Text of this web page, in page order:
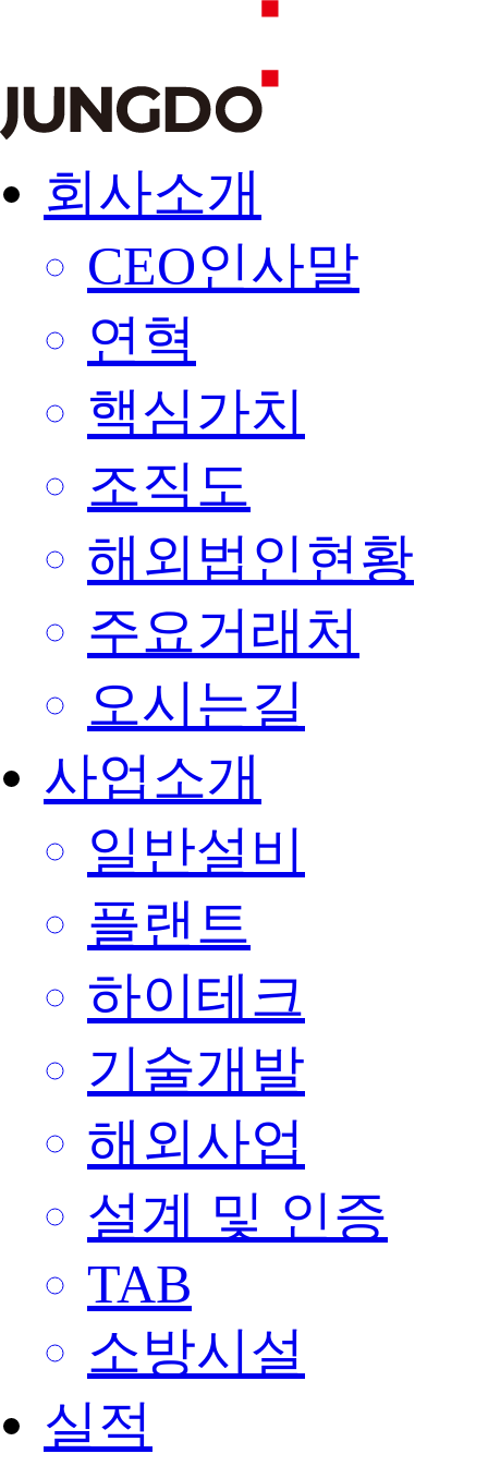
회사소개
CEO인사말
연혁
핵심가치
조직도
해외법인현황
주요거래처
오시는길
사업소개
일반설비
플랜트
하이테크
기술개발
해외사업
설계 및 인증
TAB
소방시설
실적